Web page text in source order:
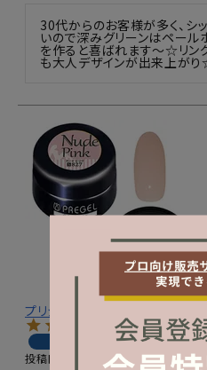
30代からのお客様が多く、シ
いので深みグリーンはペール
を作ると喜ばれます～☆リン
も大人デザインが出来上が
プリジェル カラーＥＸ／ヌードピ
投稿日 2024/05/16